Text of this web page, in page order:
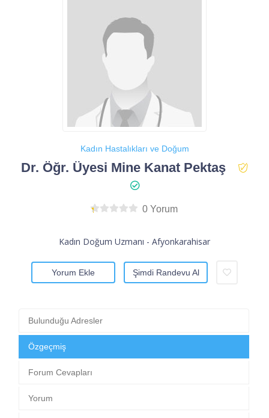
Kadın Hastalıkları ve Doğum
Dr. Öğr. Üyesi Mine Kanat Pektaş
0 Yorum
Kadın Doğum Uzmanı - Afyonkarahisar
Yorum Ekle Şimdi Randevu Al
Bulunduğu Adresler
Özgeçmiş
Forum Cevapları
Yorum